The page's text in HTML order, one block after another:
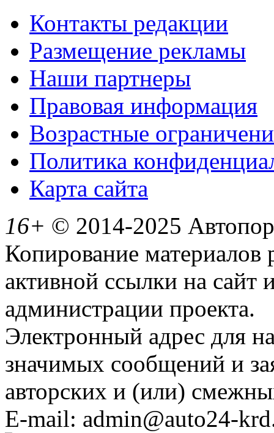
Контакты редакции
Размещение рекламы
Наши партнеры
Правовая информация
Возрастные
Политика
Карта сайта
16+ © 2014-2025
Копирование материалов
активной ссылки на сайт
администрации проекта.
Электронный адрес для
значимых сообщений и
авторских и (или)
E-mail: admin@auto24-